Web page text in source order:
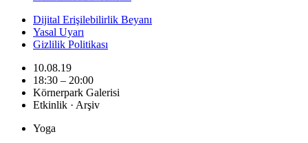
Dijital Erişilebilirlik Beyanı
Yasal Uyarı
Gizlilik Politikası
10.08.19
18:30 – 20:00
Körnerpark Galerisi
Etkinlik · Arşiv
Yoga